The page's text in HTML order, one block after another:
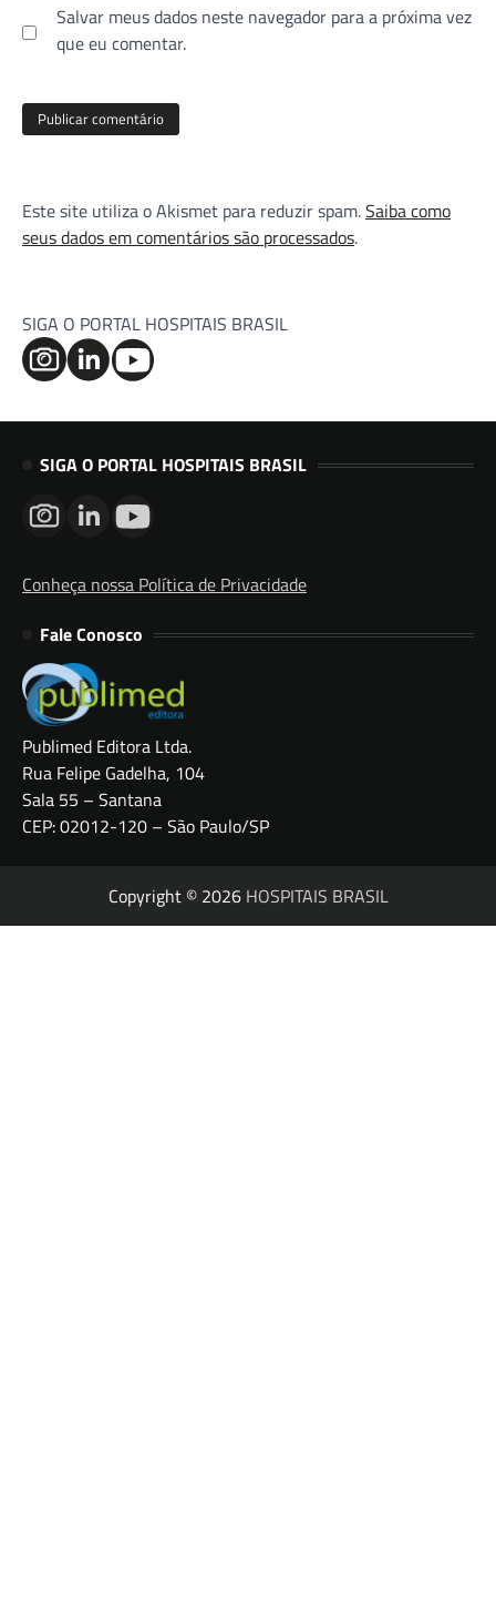
Salvar meus dados neste navegador para a próxima vez
que eu comentar.
Este site utiliza o Akismet para reduzir spam.Saiba como
seus dados em comentários são processados.
SIGA O PORTAL HOSPITAIS BRASIL
SIGA O PORTAL HOSPITAIS BRASIL
Conheça nossa Política de Privacidade
Fale Conosco
Publimed Editora Ltda.
Rua Felipe Gadelha, 104
Sala 55 – Santana
CEP: 02012-120 – São Paulo/SP
Copyright © 2026 HOSPITAIS BRASIL